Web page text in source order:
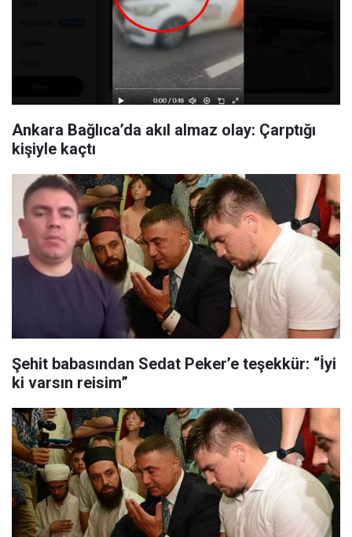
Ankara Bağlıca’da akıl almaz olay: Çarptığı
kişiyle kaçtı
Şehit babasından Sedat Peker’e teşekkür: “İyi
ki varsın reisim”